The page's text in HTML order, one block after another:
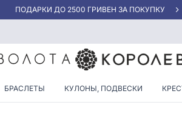
«ЛУЧШАЯ ЦЕНА» ОТ 5945 ГРН/ГРАММ
БРАСЛЕТЫ КУЛОНЫ, ПОДВЕСКИ